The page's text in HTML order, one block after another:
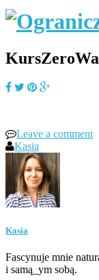
Leave a comment
Kasia
Kasia
Fascynuje mnie
i samą_ym sobą.